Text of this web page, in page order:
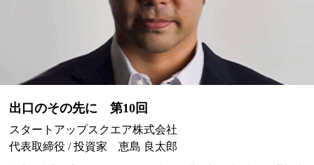
出口のその先に 第10回
スタートアップスクエア株式会社
代表取締役 / 投資家 恵島 良太郎